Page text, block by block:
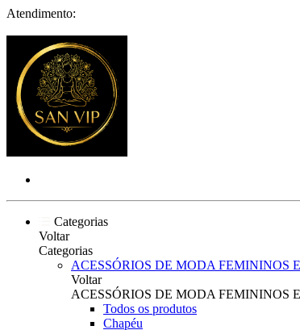
Atendimento:
Categorias
Voltar
Categorias
ACESSÓRIOS DE MODA FEMININOS
Voltar
ACESSÓRIOS DE MODA FEMININOS
Todos os produtos
Chapéu